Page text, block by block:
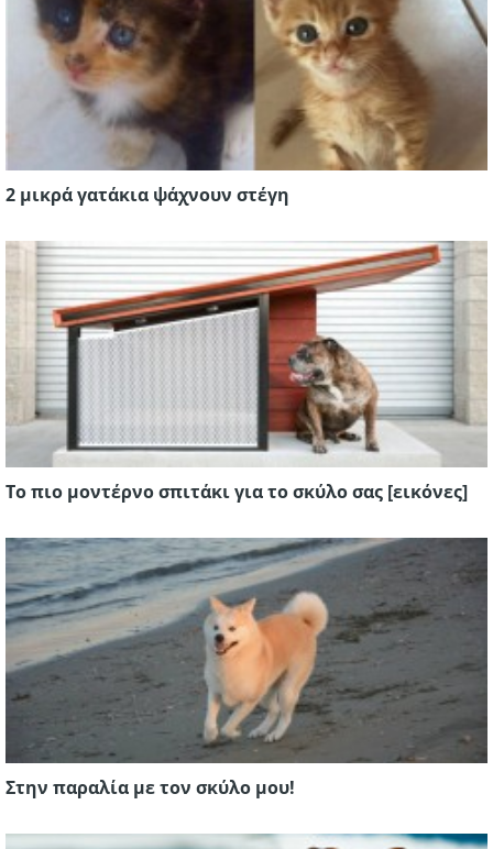
2 μικρά γατάκια ψάχνουν στέγη
Το πιο μοντέρνο σπιτάκι για το σκύλο σας [εικόνες]
Στην παραλία με τον σκύλο μου!